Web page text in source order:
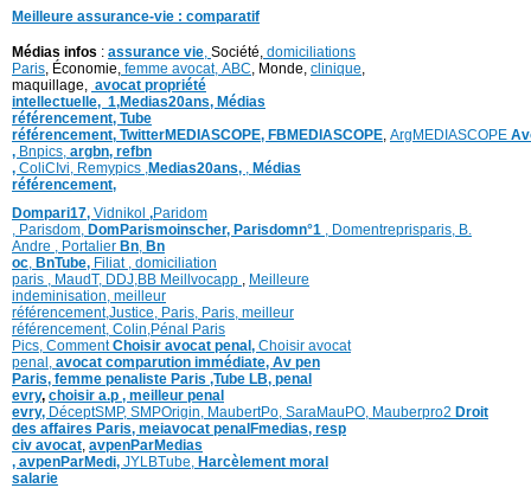
Meilleure assurance-vie : comparatif
Médias infos : assurance vie, Société, domiciliations
Paris, Économie, femme avocat, ABC, Monde, clinique,
maquillage, avocat propriété
intellectuelle, 1,Medias20ans, Médias
référencement, Tube
référencement, TwitterMEDIASCOPE, FBMEDIASCOPE, ArgMEDIASCOPE
, Bnpics, argbn, refbn
, ColiCIvi, Remypics ,Medias20ans, , Médias
référencement,
Dompari17, Vidnikol ,Paridom
, Parisdom, DomParismoinscher, Parisdomn°1 , Domentreprisparis, B.
Andre , Portalier Bn, Bn
oc, BnTube, Filiat, domiciliation
paris , MaudT, DDJ,BB Meillvocapp , Meilleure
indeminisation, meilleur
référencement,Justice, Paris, Paris, meilleur
référencement, Colin,Pénal Paris
Pics, CommentChoisir avocat penal, Choisir avocat
penal, avocat comparution immédiate, Av pen
Paris, femme penaliste Paris ,Tube LB, penal
evry, choisir a.p , meilleur penal
evry, DéceptSMP, SMPOrigin, MaubertPo, SaraMauPO, Mauberpro2 Droit
des affaires Paris, meiavocat penalFmedias, resp
civ avocat, avpenParMedias
, avpenParMedi, JYLBTube, Harcèlement moral
salarie